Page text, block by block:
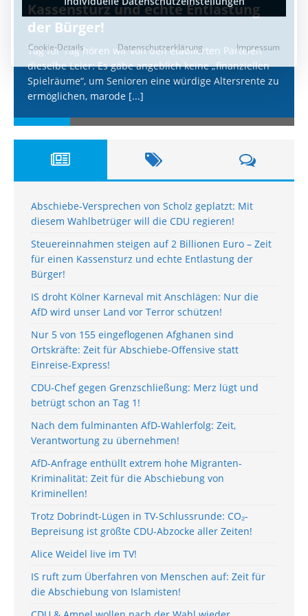
Kassensturz und echte Entlastung
der Bürger!
Tag für Tag hören wir von den etablierten Parteien
dieselbe Leier: Es gäbe angeblich keine „finanziellen
Spielräume“, um Senioren eine würdige Altersrente zu
ermöglichen, marode [...]
Abschiebe-Versprechen von Scholz geplatzt: Mit
diesem Wahlbetrüger will die CDU regieren!
Steuereinnahmen steigen auf 2 Billionen Euro – Zeit
für einen Kassensturz und echte Entlastung der
Bürger!
IS droht Kölner Karneval mit Anschlägen: Nur die
AfD wird unser Land vor Terror schützen!
Nur 5 von 155 eingeflogenen Afghanen sind
Ortskräfte: Zeit für Abschiebe-Offensive statt
Einreise-Express!
CDU-Chef gegen Grenzschließung: Merz lügt und
betrügt schon an Tag 1!
Nach dem fulminanten AfD-Wahlerfolg: Zeit,
Verantwortung zu übernehmen!
AfD-Anfrage enthüllt extrem hohe Migranten-
Kriminalität: Zeit für die Abschiebung von
Kriminellen!
Trotz Dobrindt-Lügen in TV-Schlussrunde: CO₂-
Bepreisung ist größte CDU-Abzocke aller Zeiten!
Alice Weidel live im TV!
IS ruft zum Überfahren von Menschen auf: Zeit für
die Abschiebung von Islamisten!